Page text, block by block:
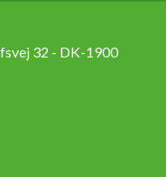
32 - DK-1900